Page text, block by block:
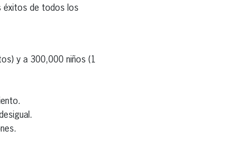
éxitos de todos los
y a 300,000 niños (1